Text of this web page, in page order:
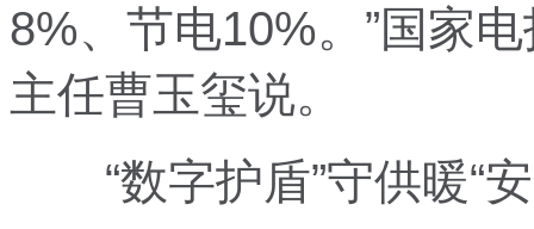
8%、节电10%。”国家
主任曹玉玺说。
“数字护盾”守供暖“安